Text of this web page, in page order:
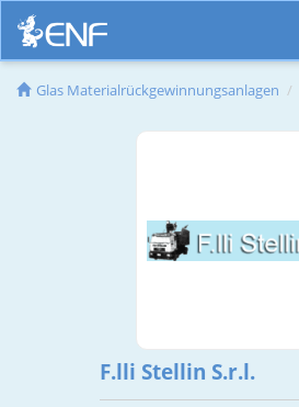
Glas Materialrückgewinnungsanlagen
F.lli Stellin S.r.l.